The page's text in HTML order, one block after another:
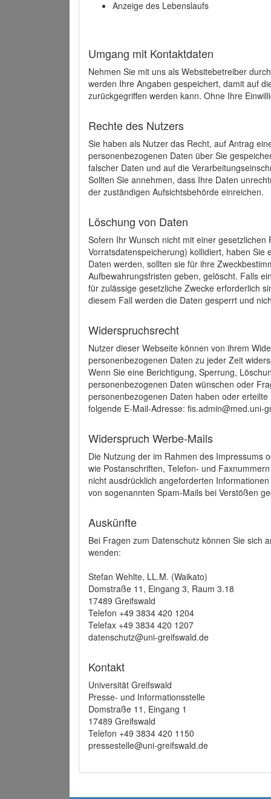
Anzeige des Lebenslaufs
Umgang mit Kontaktdaten
Nehmen Sie mit uns als Websitebetreiber
werden Ihre Angaben gespeichert, damit auf
zurückgegriffen werden kann. Ohne Ihre
Rechte des Nutzers
Sie haben als Nutzer das Recht, auf Antrag
personenbezogenen Daten über Sie
falscher Daten und auf die
Sollten Sie annehmen, dass Ihre Daten
der zuständigen Aufsichtsbehörde einreichen.
Löschung von Daten
Sofern Ihr Wunsch nicht mit einer
Vorratsdatenspeicherung) kollidiert, haben
Daten werden, sollten sie für ihre
Aufbewahrungsfristen geben, gelöscht. Falls
für zulässige gesetzliche Zwecke erforderlich
diesem Fall werden die Daten gesperrt und
Widerspruchsrecht
Nutzer dieser Webseite können von ihrem
personenbezogenen Daten zu jeder Zeit
Wenn Sie eine Berichtigung, Sperrung,
personenbezogenen Daten wünschen oder
personenbezogenen Daten haben oder
folgende E-Mail-Adresse: fis.admin@med.uni-
Widerspruch Werbe-Mails
Die Nutzung der im Rahmen des Impressums
wie Postanschriften, Telefon- und
nicht ausdrücklich angeforderten
von sogenannten Spam-Mails bei Verstößen
Auskünfte
Bei Fragen zum Datenschutz können Sie sich
wenden:
Stefan Wehlte, LL.M. (Waikato)
Domstraße 11, Eingang 3, Raum 3.18
17489 Greifswald
Telefon +49 3834 420 1204
Telefax +49 3834 420 1207
datenschutz@uni-greifswald.de
Kontakt
Universität Greifswald
Presse- und Informationsstelle
Domstraße 11, Eingang 1
17489 Greifswald
Telefon +49 3834 420 1150
pressestelle@uni-greifswald.de